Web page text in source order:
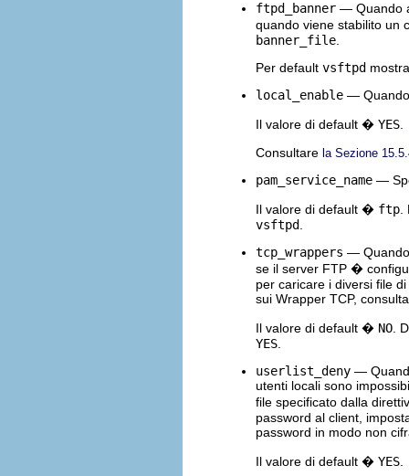
ftpd_banner — Quando
quando viene stabilito un
banner_file
Per default vsftpd
local_enable — Quando
Il valore di default � YES
Consultare la Sezione
pam_service_name —
Il valore di default � ftp
vsftpd
tcp_wrappers — Quando
se il server FTP �
per caricare i diversi file
sui Wrapper TCP,
Il valore di default � NO .
YES
userlist_deny —
utenti locali sono
file specificato dalla
password al client,
password in modo non
Il valore di default � YES